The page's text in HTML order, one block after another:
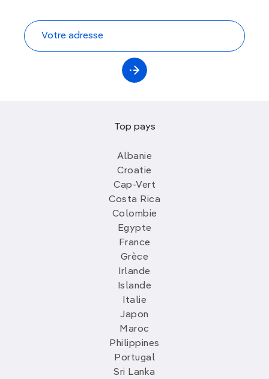
Top pays
Albanie
Croatie
Cap-Vert
Costa Rica
Colombie
Egypte
France
Grèce
Irlande
Islande
Italie
Japon
Maroc
Philippines
Portugal
Sri Lanka